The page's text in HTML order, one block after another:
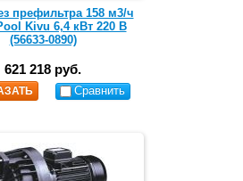
префильтра 158 м3/ч
Kivu 6,4 кВт 220 В
(56633-0890)
621 218 руб.
Сравнить